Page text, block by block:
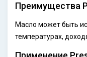
Преимущества
Масло может быть
температурах,